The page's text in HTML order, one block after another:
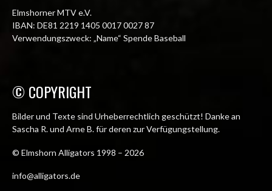
Elmshorner MTV e.V.
IBAN: DE81 2219 1405 0017 0027 87
Verwendungszweck: „Name“ Spende Baseball
© COPYRIGHT
Bilder und Texte sind Urheberrechtlich geschützt! Danke an
Sascha R. und Arne B. für deren zur Verfügungstellung.
© Elmshorn Alligators 1998 – 2026
info@alligators.de